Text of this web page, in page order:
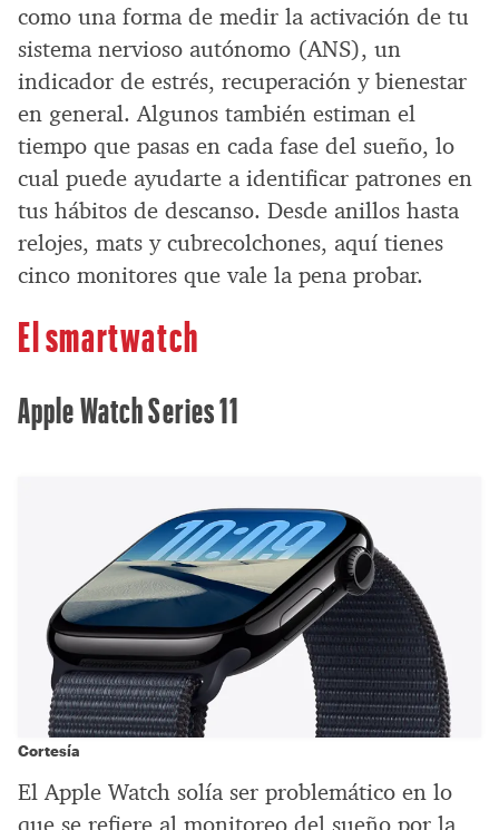
como una forma de medir la activación de tu
sistema nervioso autónomo (ANS), un
indicador de estrés, recuperación y bienestar
en general. Algunos también estiman el
tiempo que pasas en cada fase del sueño, lo
cual puede ayudarte a identificar patrones en
tus hábitos de descanso. Desde anillos hasta
relojes, mats y cubrecolchones, aquí tienes
cinco monitores que vale la pena probar.
El smartwatch
Apple Watch Series 11
Cortesía
El Apple Watch solía ser problemático en lo
que se refiere al monitoreo del sueño por la